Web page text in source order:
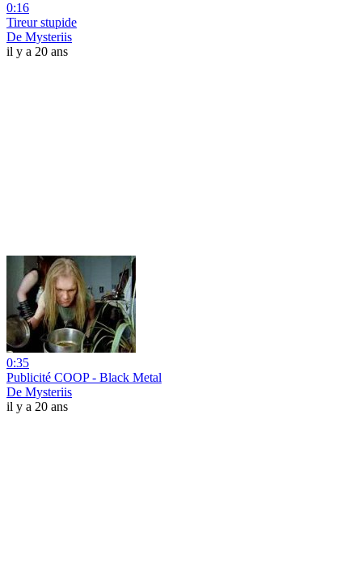
0:16
Tireur stupide
De Mysteriis
il y a 20 ans
0:35
Publicité COOP - Black Metal
De Mysteriis
il y a 20 ans